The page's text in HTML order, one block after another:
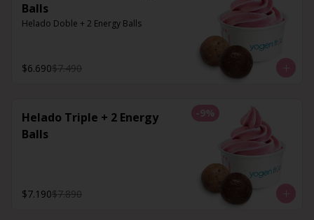
Balls
Helado Doble + 2 Energy Balls
$6.690$7.490
-9%
Helado Triple + 2 Energy
Balls
$7.190$7.890